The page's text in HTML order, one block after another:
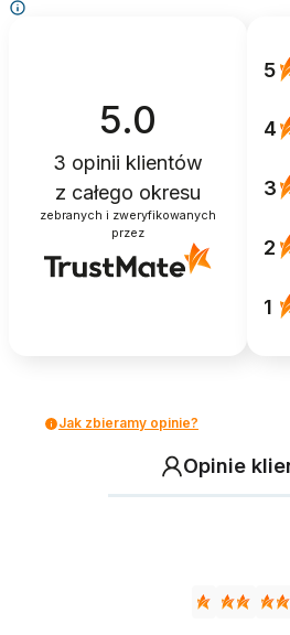
5.0
3 opinii klientów
z całego okresu
zebranych i zweryfikowanych
przez
5
4
3
2
1
Jak zbieramy opinie?
Opinie